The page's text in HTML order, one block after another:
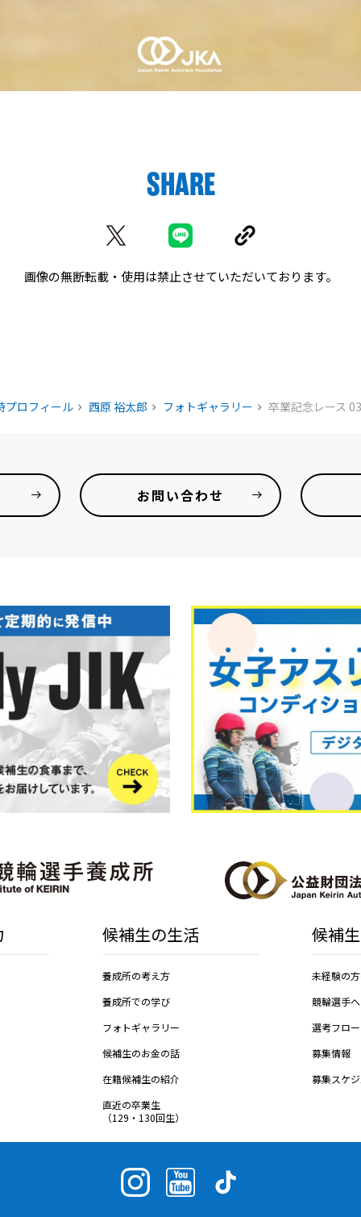
SHARE
画像の無断転載・使用は禁止させていただいております。
プロフィール 西原 裕太郎 フォトギャラリー 卒業記念レース
お問い合わせ
候補生の生活
養成所の考え方
養成所での学び
フォトギャラリー
候補生のお金の話
在籍候補生の紹介
直近の卒業生
（129・130回生）
候補
未経験の
競輪選手
選考フロー
募集情報
募集スケ